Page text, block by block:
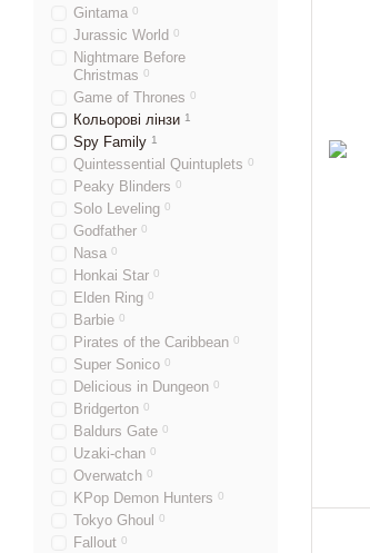
Gintama 0
Jurassic World 0
Nightmare Before
Christmas 0
Game of Thrones 0
Кольорові лінзи 1
Spy Family 1
Quintessential Quintuplets 0
Peaky Blinders 0
Solo Leveling 0
Godfather 0
Nasa 0
Honkai Star 0
Elden Ring 0
Barbie 0
Pirates of the Caribbean 0
Super Sonico 0
Delicious in Dungeon 0
Bridgerton 0
Baldurs Gate 0
Uzaki-chan 0
Overwatch 0
KPop Demon Hunters 0
Tokyo Ghoul 0
Fallout 0